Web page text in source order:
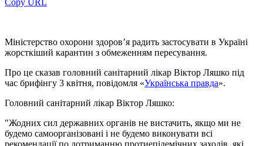
Міністерство охорони здоров’я радить застосувати в Україні
жорсткіший карантин з обмеженням пересування.
Про це сказав головний санітарний лікар Віктор Ляшко під
час брифінгу 3 квітня, повідомля «Українська правда».
Головний санітарний лікар Віктор Ляшко:
"Жодних сил державних органів не вистачить, якщо ми не
будемо самоорганізовані і не будемо виконувати всі
рекомендації по дотриманню протиепідемічних заходів, які